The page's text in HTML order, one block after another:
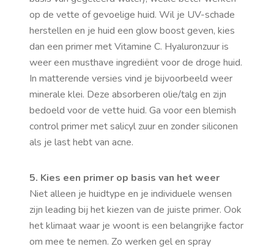
op de vette of gevoelige huid. Wil je UV-schade
herstellen en je huid een glow boost geven, kies
dan een primer met Vitamine C. Hyaluronzuur is
weer een musthave ingrediënt voor de droge huid.
In matterende versies vind je bijvoorbeeld weer
minerale klei. Deze absorberen olie/talg en zijn
bedoeld voor de vette huid. Ga voor een blemish
control primer met salicyl zuur en zonder siliconen
als je last hebt van acne.
5. Kies een primer op basis van het weer
Niet alleen je huidtype en je individuele wensen
zijn leading bij het kiezen van de juiste primer. Ook
het klimaat waar je woont is een belangrijke factor
om mee te nemen. Zo werken gel en spray